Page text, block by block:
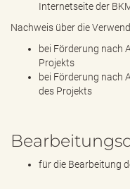
Internetseite der
Nachweis über die
bei Förderung nach
Projekts
bei Förderung nach
des Projekts
für die Bearbeitung